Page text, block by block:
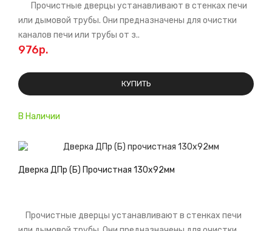
В Наличии
Прочистные дверцы устанавливают в стенках печи
или дымовой трубы. Они предназначены для очистки
каналов печи или трубы от з..
976р.
КУПИТЬ
Дверка ДПр (Б) Прочистная 130х92мм
Прочистные дверцы устанавливают в стенках печи